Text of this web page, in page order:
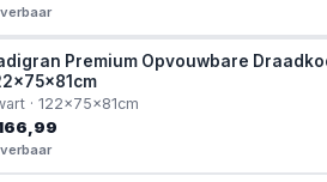
Premium Opvouwbare
· 122x75x81cm